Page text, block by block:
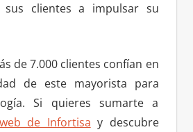
clientes a impulsar su
de 7.000 clientes confían en
de este mayorista para
Si quieres sumarte a
web de Infortisa y descubre